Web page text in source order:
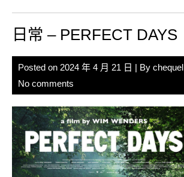
日常 – PERFECT DAYS
Posted on 2024 年 4 月 21 日 | By chequel
No comments